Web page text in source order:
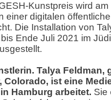
Kunstpreis wird
einer digitalen
Die Installation von
Ende Juli 2021 im
Talya Feldman,
Colorado, ist eine
Hamburg arbeitet. Sie